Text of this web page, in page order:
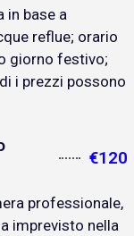
in base a
reflue; orario
giorno festivo;
i prezzi possono
€120
professionale,
imprevisto nella